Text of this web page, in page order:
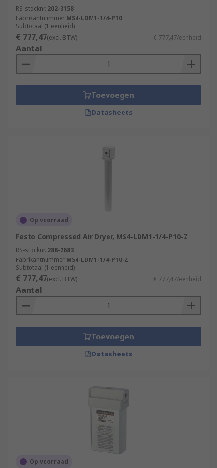
RS-stocknr. 202-3158
Fabrikantnummer MS4-LDM1-1/4-P10
Subtotaal (1 eenheid)
€ 777,47(excl. BTW) € 777,47/eenheid
Aantal
Toevoegen
Datasheets
Op voorraad
Festo Compressed Air Dryer, MS4-LDM1-1/4-P10-Z
RS-stocknr. 288-2683
Fabrikantnummer MS4-LDM1-1/4-P10-Z
Subtotaal (1 eenheid)
€ 777,47(excl. BTW) € 777,47/eenheid
Aantal
Toevoegen
Datasheets
Op voorraad